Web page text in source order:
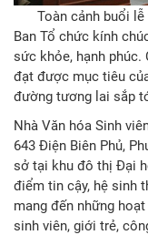
Toàn cảnh buổi
Ban Tổ chức kính
sức khỏe, hạnh phúc.
đạt được mục tiêu
đường tương lai sắp
Nhà Văn hóa Sinh
643 Điện Biên Phủ,
sở tại khu đô thị Đại
điểm tin cậy, hệ sinh
mang đến những
sinh viên, giới trẻ,